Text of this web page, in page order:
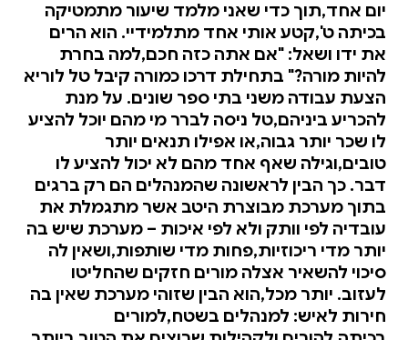
יום אחד,תוך כדי שאני מלמד שיעור מתמטיקה
בכיתה ט',קטע אותי אחד מתלמידיי. הוא הרים
את ידו ושאל: "אם אתה כזה חכם,למה בחרת
להיות מורה?" בתחילת דרכו כמורה קיבל טל לוריא
הצעת עבודה משני בתי ספר שונים. על מנת
להכריע ביניהם,טל ניסה לברר מי מהם יוכל להציע
לו שכר יותר גבוה,או אפילו תנאים יותר
טובים,וגילה שאף אחד מהם לא יכול להציע לו
דבר. כך הבין לראשונה שהמנהלים הם רק ברגים
בתוך מערכת מבוצרת היטב אשר מתגמלת את
עובדיה לפי וותק ולא לפי איכות – מערכת שיש בה
יותר מדי ריכוזיות,פחות מדי שותפות,ושאין לה
סיכוי להשאיר אצלה מורים חזקים שהחליטו
לעזוב. יותר מכל,הוא הבין שזוהי מערכת שאין בה
חירות לאיש: למנהלים בשטח,למורים